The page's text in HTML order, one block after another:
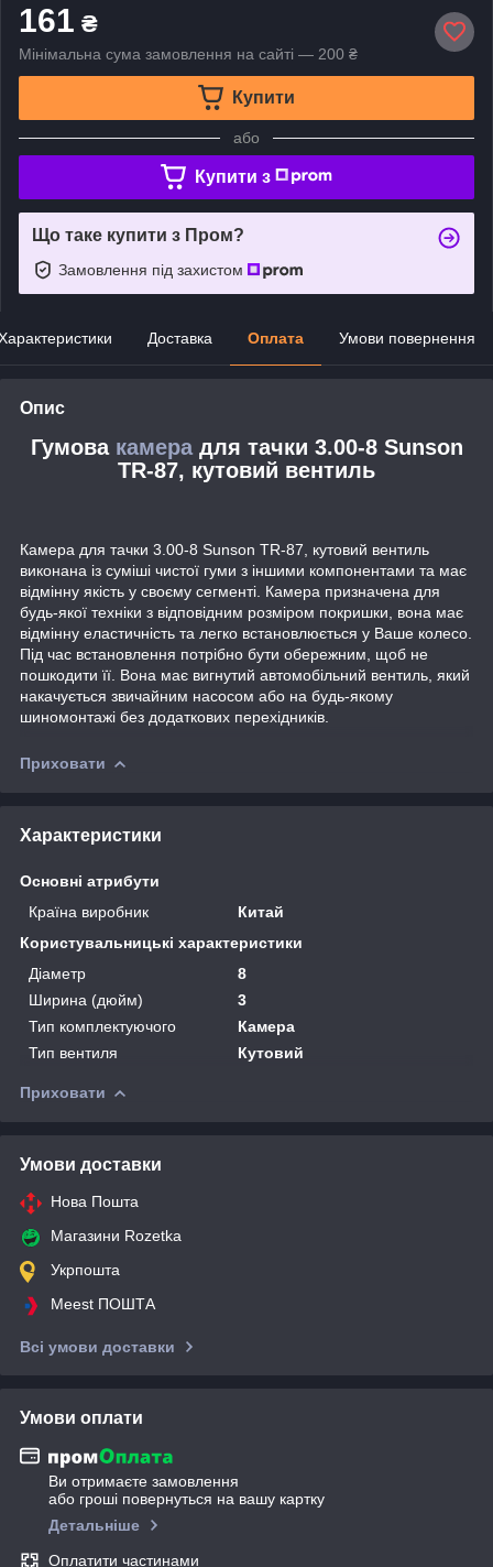
161 ₴
Мінімальна сума замовлення на сайті — 200 ₴
Купити
або
Купити з
Що таке купити з Пром?
Замовлення під захистом
Доставка Оплата Умови повернення
Опис
Гумова камерадля тачки 3.00-8 Sunson
TR-87, кутовий вентиль
Камера для тачки 3.00-8 Sunson TR-87, кутовий вентиль
виконана із суміші чистої гуми з іншими компонентами та має
відмінну якість у своєму сегменті. Камера призначена для
будь-якої техніки з відповідним розміром покришки, вона має
відмінну еластичність та легко встановлюється у Ваше колесо.
Під час встановлення потрібно бути обережним, щоб не
пошкодити її. Вона має вигнутий автомобільний вентиль, який
накачується звичайним насосом або на будь-якому
шиномонтажі без додаткових перехідників.
Приховати
Характеристики
Основні атрибути
Країна виробник
Китай
Користувальницькі характеристики
Діаметр
8
Ширина (дюйм)
3
Тип комплектуючого
Камера
Тип вентиля
Кутовий
Приховати
Умови доставки
Нова Пошта
Магазини Rozetka
Укрпошта
Meest ПОШТА
Всі умови доставки
Умови оплати
Ви отримаєте замовлення
або гроші повернуться на вашу картку
Детальніше
Оплатити частинами